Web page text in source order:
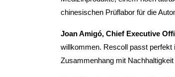
chinesischen Prüflabor für die
Joan Amigó, Chief Executive
willkommen. Rescoll passt perfekt
Zusammenhang mit